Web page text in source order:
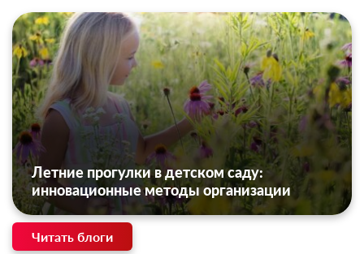
Летние прогулки в детском саду:
инновационные методы организации
Читать блоги